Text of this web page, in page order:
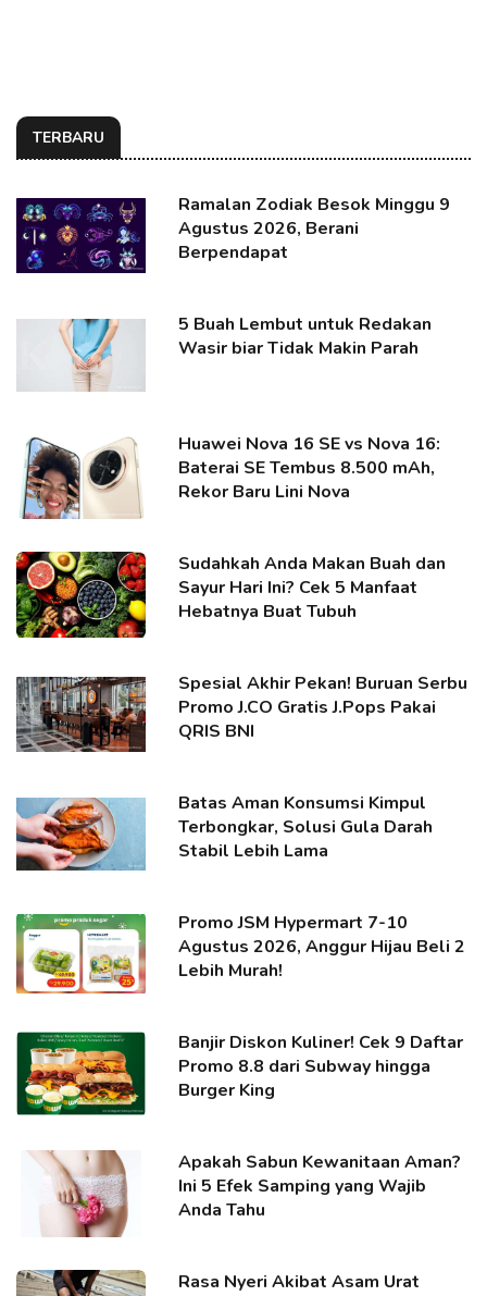
TERBARU
Ramalan Zodiak Besok Minggu 9
Agustus 2026, Berani
Berpendapat
5 Buah Lembut untuk Redakan
Wasir biar Tidak Makin Parah
Huawei Nova 16 SE vs Nova 16:
Baterai SE Tembus 8.500 mAh,
Rekor Baru Lini Nova
Sudahkah Anda Makan Buah dan
Sayur Hari Ini? Cek 5 Manfaat
Hebatnya Buat Tubuh
Spesial Akhir Pekan! Buruan Serbu
Promo J.CO Gratis J.Pops Pakai
QRIS BNI
Batas Aman Konsumsi Kimpul
Terbongkar, Solusi Gula Darah
Stabil Lebih Lama
Promo JSM Hypermart 7-10
Agustus 2026, Anggur Hijau Beli 2
Lebih Murah!
Banjir Diskon Kuliner! Cek 9 Daftar
Promo 8.8 dari Subway hingga
Burger King
Apakah Sabun Kewanitaan Aman?
Ini 5 Efek Samping yang Wajib
Anda Tahu
Rasa Nyeri Akibat Asam Urat